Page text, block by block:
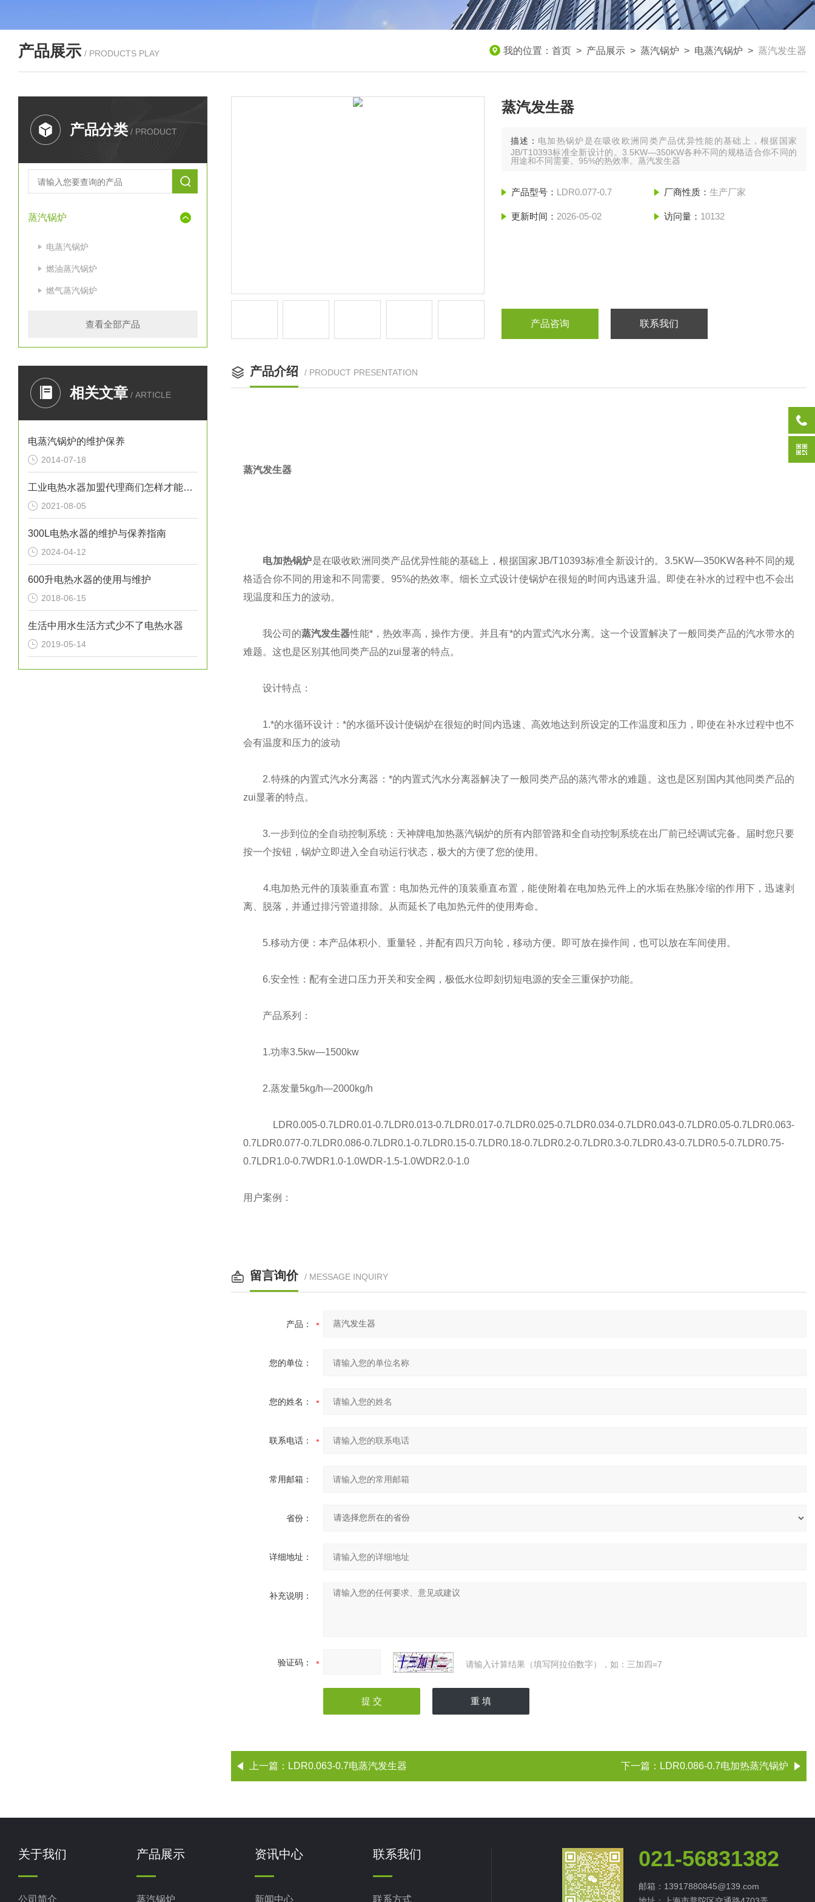
产品展示 / PRODUCTS PLAY 我的位置： 首页 > 产品展示 > 蒸汽锅炉 > 电蒸汽锅炉 > 蒸汽发生器
产品分类 / PRODUCT
蒸汽锅炉
电蒸汽锅炉
燃油蒸汽锅炉
燃气蒸汽锅炉
查看全部产品
相关文章 / ARTICLE
电蒸汽锅炉的维护保养
2014-07-18
工业电热水器加盟代理商们怎样才能让自己的事业风生水起呢？
2021-08-05
300L电热水器的维护与保养指南
2024-04-12
600升电热水器的使用与维护
2018-06-15
生活中用水生活方式少不了电热水器
2019-05-14
蒸汽发生器
描述： 电加热锅炉是在吸收欧洲同类产品优异性能的基础上，根据国家
JB/T10393标准全新设计的。3.5KW—350KW各种不同的规格适合你不同的
用途和不同需要。95%的热效率。蒸汽发生器
产品型号： LDR0.077-0.7 厂商性质： 生产厂家
更新时间： 2026-05-02 访问量： 10132
产品咨询 联系我们
产品介绍 / PRODUCT PRESENTATION
蒸汽发生器
电加热锅炉是在吸收欧洲同类产品优异性能的基础上，根据国家JB/T10393标准全新设计的。3.5KW—350KW各种不同的规
格适合你不同的用途和不同需要。95%的热效率。细长立式设计使锅炉在很短的时间内迅速升温。即使在补水的过程中也不会出
现温度和压力的波动。
我公司的蒸汽发生器性能*，热效率高，操作方便。并且有*的内置式汽水分离。这一个设置解决了一般同类产品的汽水带水的
难题。这也是区别其他同类产品的zui显著的特点。
设计特点：
1.*的水循环设计：*的水循环设计使锅炉在很短的时间内迅速、高效地达到所设定的工作温度和压力，即使在补水过程中也不
会有温度和压力的波动
2.特殊的内置式汽水分离器：*的内置式汽水分离器解决了一般同类产品的蒸汽带水的难题。这也是区别国内其他同类产品的
zui显著的特点。
3.一步到位的全自动控制系统：天神牌电加热蒸汽锅炉的所有内部管路和全自动控制系统在出厂前已经调试完备。届时您只要
按一个按钮，锅炉立即进入全自动运行状态，极大的方便了您的使用。
4.电加热元件的顶装垂直布置：电加热元件的顶装垂直布置，能使附着在电加热元件上的水垢在热胀冷缩的作用下，迅速剥
离、脱落，并通过排污管道排除。从而延长了电加热元件的使用寿命。
5.移动方便：本产品体积小、重量轻，并配有四只万向轮，移动方便。即可放在操作间，也可以放在车间使用。
6.安全性：配有全进口压力开关和安全阀，极低水位即刻切短电源的安全三重保护功能。
产品系列：
1.功率3.5kw—1500kw
2.蒸发量5kg/h—2000kg/h
LDR0.005-0.7LDR0.01-0.7LDR0.013-0.7LDR0.017-0.7LDR0.025-0.7LDR0.034-0.7LDR0.043-0.7LDR0.05-0.7LDR0.063-
0.7LDR0.077-0.7LDR0.086-0.7LDR0.1-0.7LDR0.15-0.7LDR0.18-0.7LDR0.2-0.7LDR0.3-0.7LDR0.43-0.7LDR0.5-0.7LDR0.75-
0.7LDR1.0-0.7WDR1.0-1.0WDR-1.5-1.0WDR2.0-1.0
用户案例：
留言询价 / MESSAGE INQUIRY
产品：
您的单位：
您的姓名：
联系电话：
常用邮箱：
省份：
详细地址：
补充说明：
验证码： 请输入计算结果（填写阿拉伯数字），如：三加四=7
上一篇： LDR0.063-0.7电蒸汽发生器 下一篇： LDR0.086-0.7电加热蒸汽锅炉
关于我们
公司简介
产品展示
蒸汽锅炉
资讯中心
新闻中心
联系我们
联系方式
021-56831382
邮箱：13917880845@139.com